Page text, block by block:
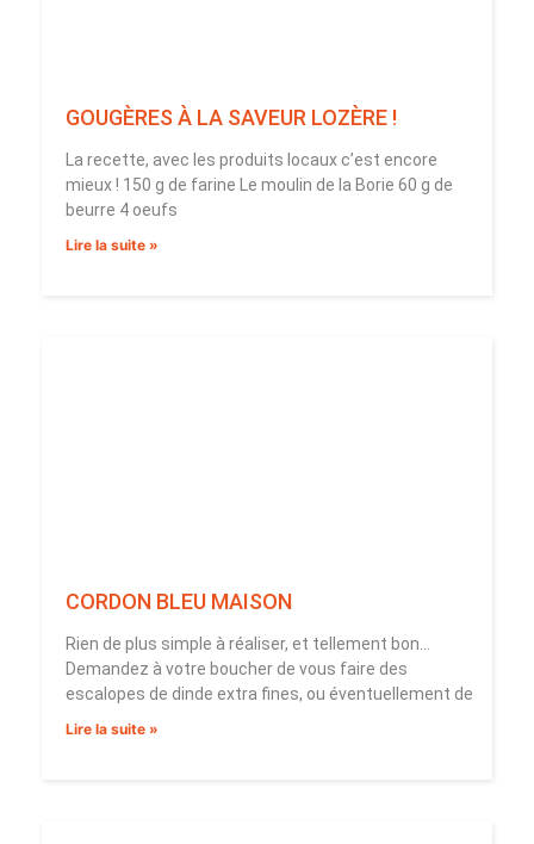
GOUGÈRES À LA SAVEUR LOZÈRE !
La recette, avec les produits locaux c’est encore
mieux ! 150 g de farine Le moulin de la Borie 60 g de
beurre 4 oeufs
Lire la suite »
CORDON BLEU MAISON
Rien de plus simple à réaliser, et tellement bon…
Demandez à votre boucher de vous faire des
escalopes de dinde extra fines, ou éventuellement de
Lire la suite »